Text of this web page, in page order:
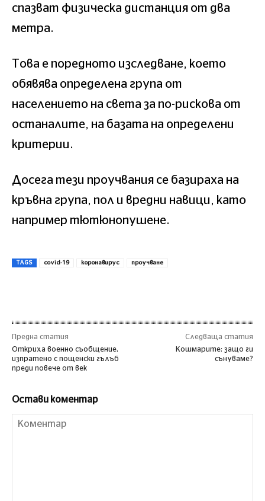
спазват физическа дистанция от два
метра.
Това е поредното изследване, което
обявява определена група от
населението на света за по-рискова от
останалите, на базата на определени
критерии.
Досега тези проучвания се базираха на
кръвна група, пол и вредни навици, като
например тютюнопушене.
TAGS covid-19 коронавирус проучване
Предна статия
Откриха военно съобщение,
изпратено с пощенски гълъб
преди повече от век
Следваща статия
Кошмарите: защо ги
сънуваме?
Остави коментар